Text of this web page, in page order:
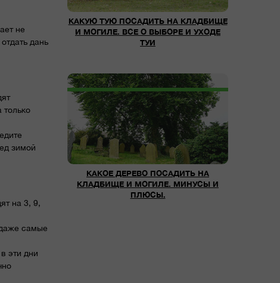
не
дань
только
зимой
на 3, 9,
самые
эти дни
КАКУЮ ТУЮ ПОСАДИТЬ НА КЛАДБИЩЕ
И МОГИЛЕ. ВСЕ О ВЫБОРЕ И УХОДЕ
ТУИ
КАКОЕ ДЕРЕВО ПОСАДИТЬ НА
КЛАДБИЩЕ И МОГИЛЕ. МИНУСЫ И
ПЛЮСЫ.